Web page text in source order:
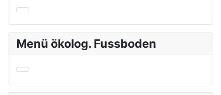
Menü ökolog. Fussboden